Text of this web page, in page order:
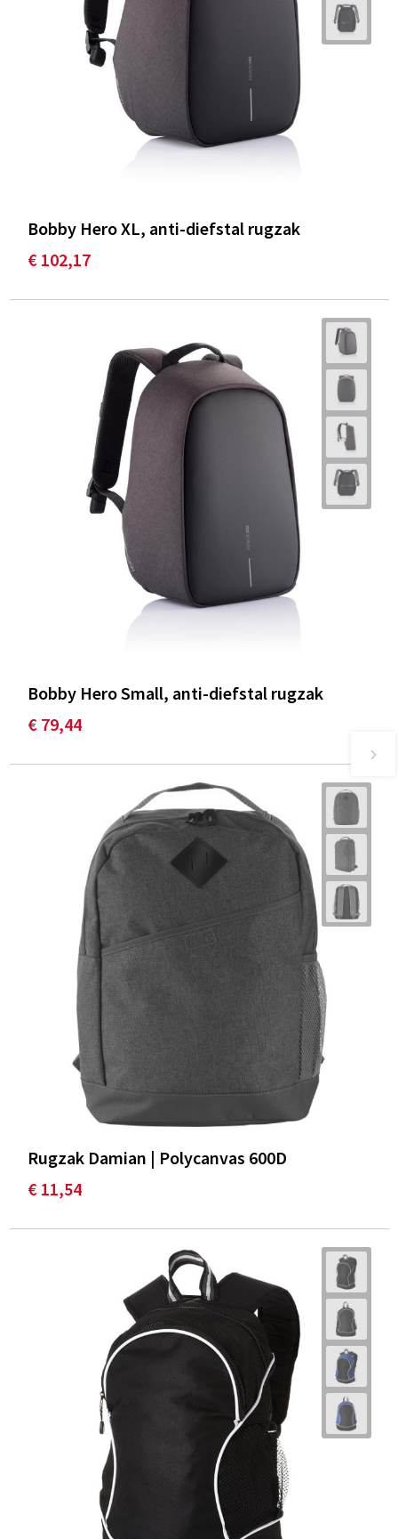
Bobby Hero XL, anti-diefstal rugzak
€ 102,17
Bobby Hero Small, anti-diefstal rugzak
€ 79,44
Rugzak Damian | Polycanvas 600D
€ 11,54